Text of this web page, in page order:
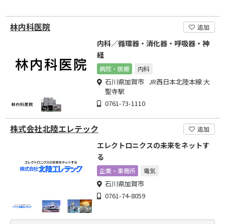
林内科医院 追加
内科／循環器・消化器・呼吸器・神
経
病院・医療 内科
石川県加賀市 JR西日本北陸本線 大
聖寺駅
0761-73-1110
株式会社北陸エレテック 追加
エレクトロニクスの未来をネットす
る
企業・事務所 電気
石川県加賀市
0761-74-8059